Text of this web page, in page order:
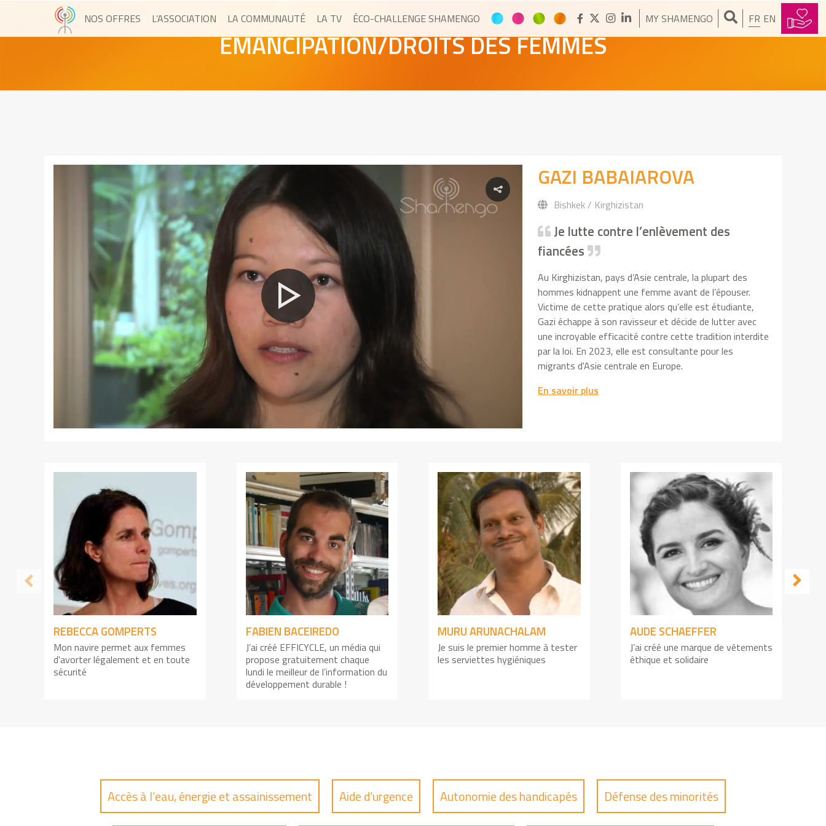
NOS OFFRES L’ASSOCIATION LA COMMUNAUTÉ LA TV ÉCO-CHALLENGE SHAMENGO MY SHAMENGO FR EN
EMANCIPATION/DROITS DES FEMMES
GAZI BABAIAROVA
Bishkek / Kirghizistan
Je lutte contre l’enlèvement des
fiancées
Au Kirghizistan, pays d’Asie centrale, la plupart des
hommes kidnappent une femme avant de l’épouser.
Victime de cette pratique alors qu’elle est étudiante,
Gazi échappe à son ravisseur et décide de lutter avec
une incroyable efficacité contre cette tradition interdite
par la loi. En 2023, elle est consultante pour les
migrants d'Asie centrale en Europe.
En savoir plus
REBECCA GOMPERTS
Mon navire permet aux femmes
d'avorter légalement et en toute
sécurité
FABIEN BACEIREDO
J’ai créé EFFICYCLE, un média qui
propose gratuitement chaque
lundi le meilleur de l’information du
développement durable !
MURU ARUNACHALAM
Je suis le premier homme à tester
les serviettes hygiéniques
AUDE SCHAEFFER
J’ai créé une marque de vêtements
éthique et solidaire
Accès à l’eau, énergie et assainissement Aide d’urgence Autonomie des handicapés Défense des minorités